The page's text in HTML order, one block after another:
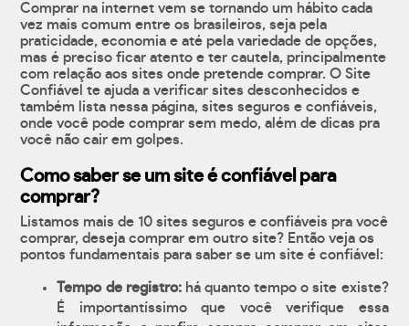
Comprar na internet vem se tornando um hábito cada
vez mais comum entre os brasileiros, seja pela
praticidade, economia e até pela variedade de opções,
mas é preciso ficar atento e ter cautela, principalmente
com relação aos sites onde pretende comprar. O Site
Confiável te ajuda a verificar sites desconhecidos e
também lista nessa página, sites seguros e confiáveis,
onde você pode comprar sem medo, além de dicas pra
você não cair em golpes.
Como saber se um site é confiável para
comprar?
Listamos mais de 10 sites seguros e confiáveis pra você
comprar, deseja comprar em outro site? Então veja os
pontos fundamentais para saber se um site é confiável:
Tempo de registro:há quanto tempo o site existe?
É importantíssimo que você verifique essa